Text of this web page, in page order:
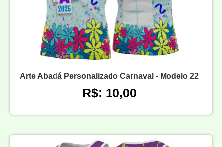
Arte Abadá Personalizado Carnaval - Modelo 22
R$: 10,00